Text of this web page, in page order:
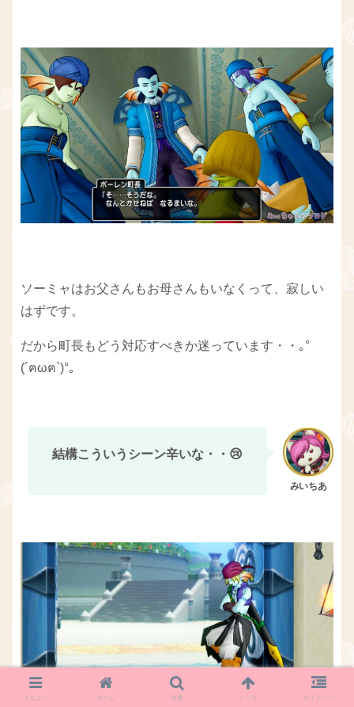
ソーミャはお父さんもお母さんもいなくって、寂しい
はずです。
だから町長もどう対応すべきか迷っています・・｡°
(´ฅωฅ`)°｡
結構こういうシーン辛いな・・😢
メニュー ホーム 検索 トップ サイドバー